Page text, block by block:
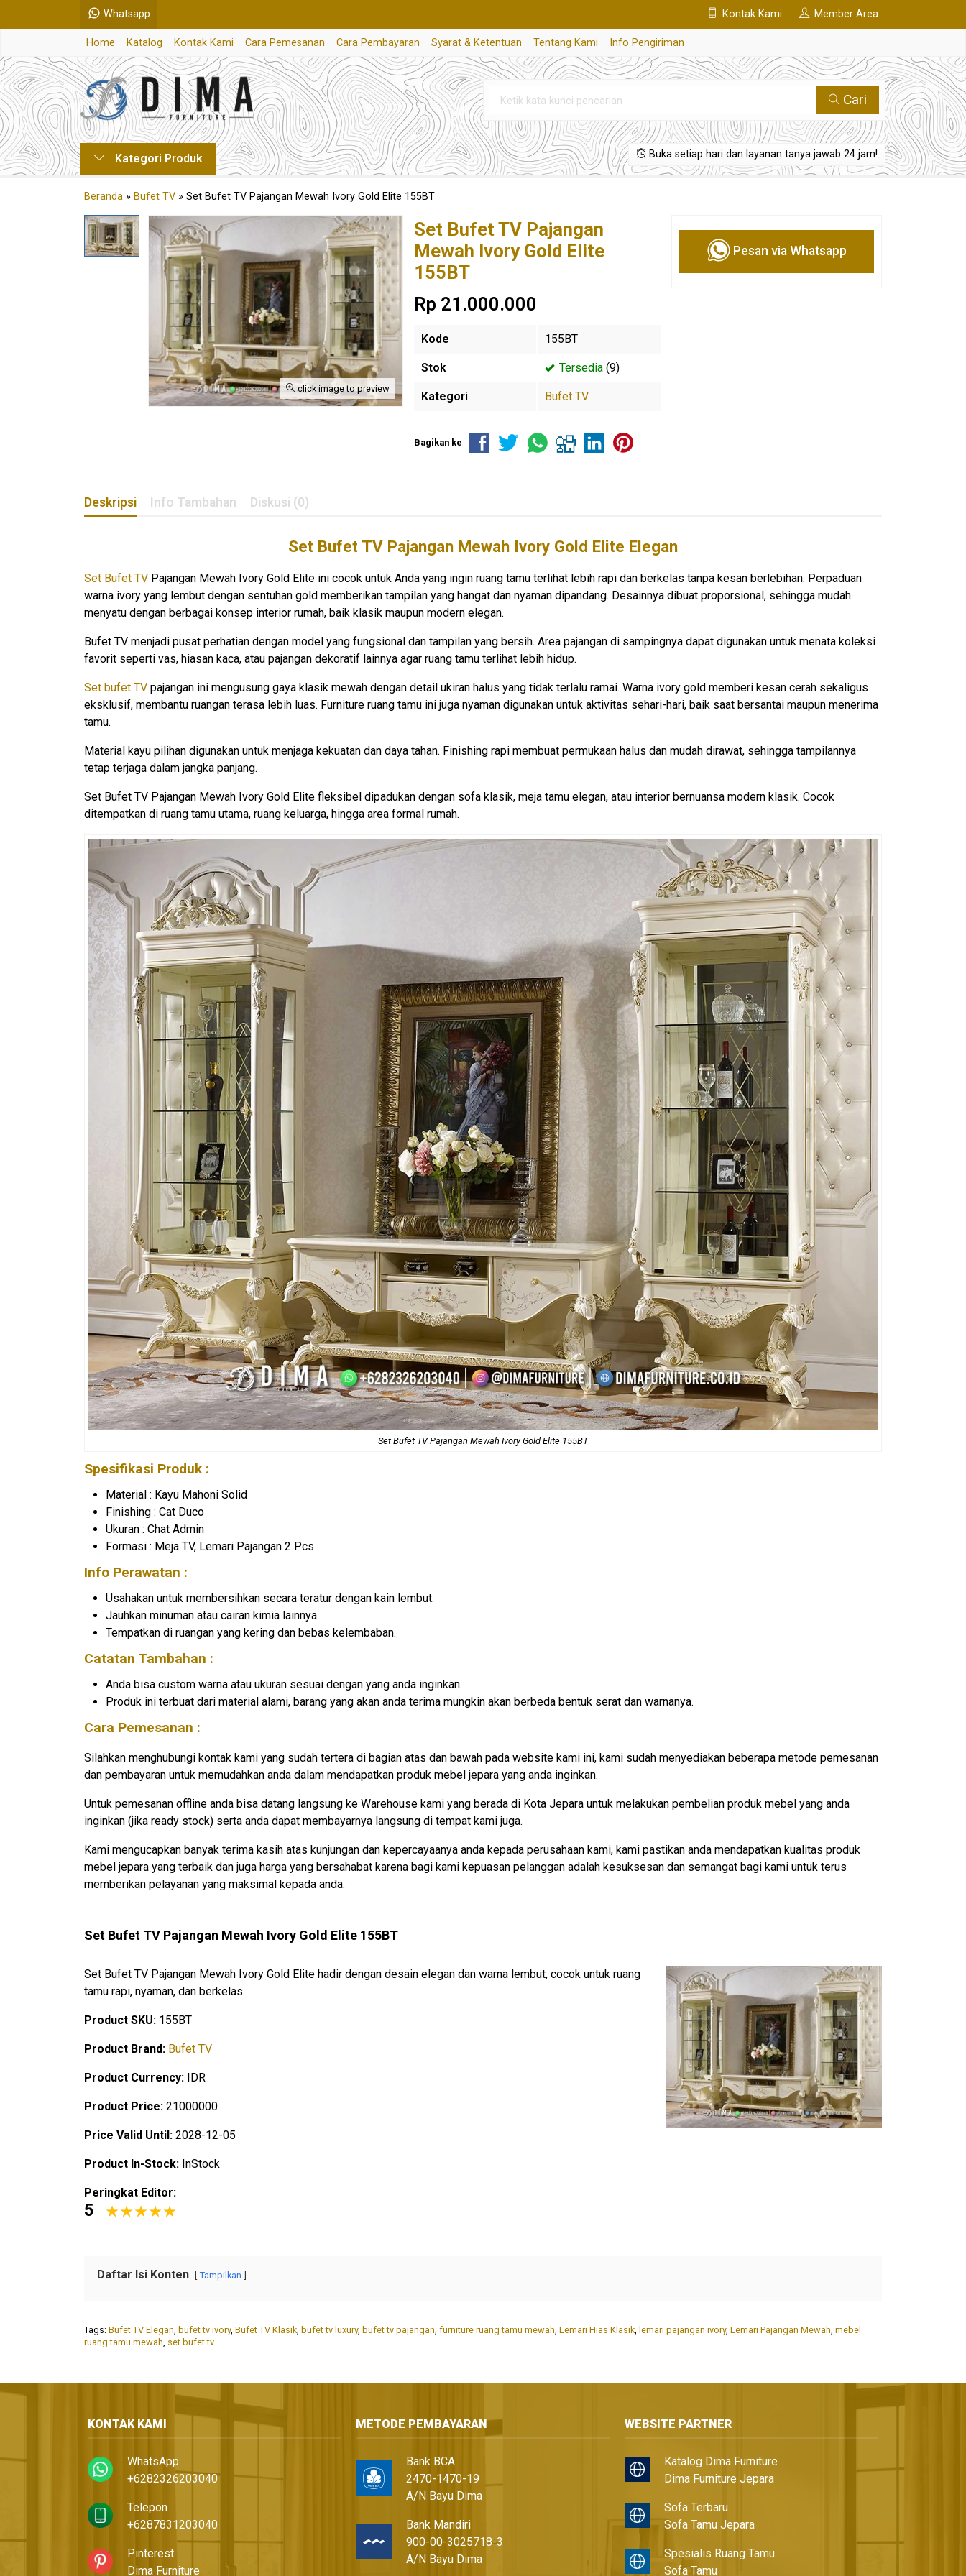
Whatsapp Kontak Kami Member Area
Home Katalog Kontak Kami Cara Pemesanan Cara Pembayaran Syarat & Ketentuan Tentang Kami Info Pengiriman
Cari
Kategori Produk Buka setiap hari dan layanan tanya jawab 24 jam!
Beranda » Bufet TV » Set Bufet TV Pajangan Mewah Ivory Gold Elite 155BT
click image to preview
Set Bufet TV Pajangan
Mewah Ivory Gold Elite
155BT
Rp 21.000.000
Kode 155BT
Stok Tersedia (9)
Kategori Bufet TV
Pesan via Whatsapp
Bagikan ke
Deskripsi Info Tambahan Diskusi (0)
Set Bufet TV Pajangan Mewah Ivory Gold Elite Elegan
Set Bufet TV Pajangan Mewah Ivory Gold Elite ini cocok untuk Anda yang ingin ruang tamu terlihat lebih rapi dan berkelas tanpa kesan berlebihan. Perpaduan
warna ivory yang lembut dengan sentuhan gold memberikan tampilan yang hangat dan nyaman dipandang. Desainnya dibuat proporsional, sehingga mudah
menyatu dengan berbagai konsep interior rumah, baik klasik maupun modern elegan.
Bufet TV menjadi pusat perhatian dengan model yang fungsional dan tampilan yang bersih. Area pajangan di sampingnya dapat digunakan untuk menata koleksi
favorit seperti vas, hiasan kaca, atau pajangan dekoratif lainnya agar ruang tamu terlihat lebih hidup.
Set bufet TV pajangan ini mengusung gaya klasik mewah dengan detail ukiran halus yang tidak terlalu ramai. Warna ivory gold memberi kesan cerah sekaligus
eksklusif, membantu ruangan terasa lebih luas. Furniture ruang tamu ini juga nyaman digunakan untuk aktivitas sehari-hari, baik saat bersantai maupun menerima
tamu.
Material kayu pilihan digunakan untuk menjaga kekuatan dan daya tahan. Finishing rapi membuat permukaan halus dan mudah dirawat, sehingga tampilannya
tetap terjaga dalam jangka panjang.
Set Bufet TV Pajangan Mewah Ivory Gold Elite fleksibel dipadukan dengan sofa klasik, meja tamu elegan, atau interior bernuansa modern klasik. Cocok
ditempatkan di ruang tamu utama, ruang keluarga, hingga area formal rumah.
Set Bufet TV Pajangan Mewah Ivory Gold Elite 155BT
Spesifikasi Produk :
Material : Kayu Mahoni Solid
Finishing : Cat Duco
Ukuran : Chat Admin
Formasi : Meja TV, Lemari Pajangan 2 Pcs
Info Perawatan :
Usahakan untuk membersihkan secara teratur dengan kain lembut.
Jauhkan minuman atau cairan kimia lainnya.
Tempatkan di ruangan yang kering dan bebas kelembaban.
Catatan Tambahan :
Anda bisa custom warna atau ukuran sesuai dengan yang anda inginkan.
Produk ini terbuat dari material alami, barang yang akan anda terima mungkin akan berbeda bentuk serat dan warnanya.
Cara Pemesanan :
Silahkan menghubungi kontak kami yang sudah tertera di bagian atas dan bawah pada website kami ini, kami sudah menyediakan beberapa metode pemesanan
dan pembayaran untuk memudahkan anda dalam mendapatkan produk mebel jepara yang anda inginkan.
Untuk pemesanan offline anda bisa datang langsung ke Warehouse kami yang berada di Kota Jepara untuk melakukan pembelian produk mebel yang anda
inginkan (jika ready stock) serta anda dapat membayarnya langsung di tempat kami juga.
Kami mengucapkan banyak terima kasih atas kunjungan dan kepercayaanya anda kepada perusahaan kami, kami pastikan anda mendapatkan kualitas produk
mebel jepara yang terbaik dan juga harga yang bersahabat karena bagi kami kepuasan pelanggan adalah kesuksesan dan semangat bagi kami untuk terus
memberikan pelayanan yang maksimal kepada anda.
Set Bufet TV Pajangan Mewah Ivory Gold Elite 155BT
Set Bufet TV Pajangan Mewah Ivory Gold Elite hadir dengan desain elegan dan warna lembut, cocok untuk ruang
tamu rapi, nyaman, dan berkelas.
Product SKU: 155BT
Product Brand: Bufet TV
Product Currency: IDR
Product Price: 21000000
Price Valid Until: 2028-12-05
Product In-Stock: InStock
Peringkat Editor:
5
Daftar Isi Konten Tampilkan
Tags: Bufet TV Elegan, bufet tv ivory, Bufet TV Klasik, bufet tv luxury, bufet tv pajangan, furniture ruang tamu mewah, Lemari Hias Klasik, lemari pajangan ivory, Lemari Pajangan Mewah, mebel
ruang tamu mewah, set bufet tv
KONTAK KAMI
WhatsApp
+6282326203040
Telepon
+6287831203040
Pinterest
Dima Furniture
METODE PEMBAYARAN
Bank BCA
2470-1470-19
A/N Bayu Dima
Bank Mandiri
900-00-3025718-3
A/N Bayu Dima
WEBSITE PARTNER
Katalog Dima Furniture
Dima Furniture Jepara
Sofa Terbaru
Sofa Tamu Jepara
Spesialis Ruang Tamu
Sofa Tamu